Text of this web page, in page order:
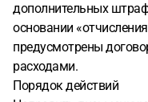
дополнительных
основании
предусмотрены
расходами.
Порядок действий